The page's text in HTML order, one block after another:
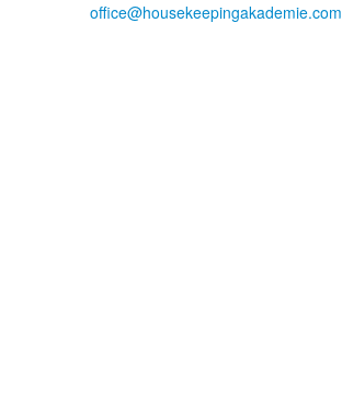
office@housekeepingakademie.com